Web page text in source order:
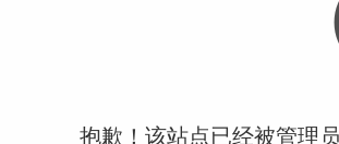
抱歉！该站点已经被管理